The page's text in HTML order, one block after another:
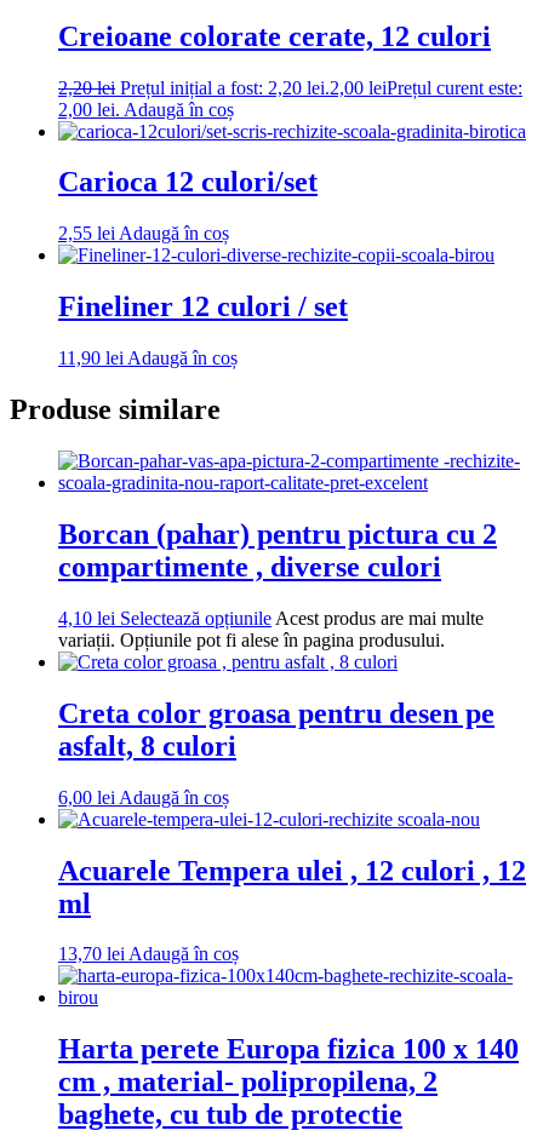
Creioane colorate cerate, 12 culori
2,20lei Prețul inițial a fost: 2,20 lei.2,00 leiPrețul curent este:
2,00 lei. Adaugă în coș
Carioca 12 culori/set
2,55 lei Adaugă în coș
Fineliner 12 culori / set
11,90 lei Adaugă în coș
Produse similare
Borcan (pahar) pentru pictura cu 2
compartimente , diverse culori
4,10 lei Selectează opțiunile Acest produs are mai multe
variații. Opțiunile pot fi alese în pagina produsului.
Creta color groasa pentru desen pe
asfalt, 8 culori
6,00 lei Adaugă în coș
Acuarele Tempera ulei , 12 culori , 12
ml
13,70 leiAdaugă în coș
Harta perete Europa fizica 100 x 140
cm , material- polipropilena, 2
baghete, cu tub de protectie